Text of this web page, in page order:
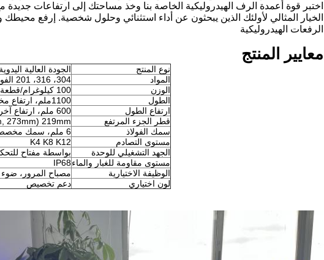
اختبر قوة أعمدة الرف الهيدروليكية الخاصة بنا وخذ مساحتك إلى ارتفاعات جديدة
الخيار المثالي لأولئك الذين يبحثون عن أداء استثنائي وحلول شخصية. إرفع محيطك
الرفعات الهيدروليكية
معايير المنتج
نوع المنتج
الجودة العالية
المواد
304، 316، 201 الفولاذ المقاوم للصدأ لخيارك
الوزن
100 كيلوغرام/قطعة
الطول
1100ملم، ارتفاع مخصص
ارتفاع الطول
600 ملم، ارتفاع آخر
قطر الجزء المرتفع
219mm (OEM: 133mm,168mm, 273mm الخ)
سمك الفولاذ
6 ملم، سمك مخصص
مستوى التصادم
K4 K8 K12
الجهد التشغيلي للوحدة
بواسطة مفتاح
مستوى مقاومة للغبار والماءIP68
الوظيفة الاختيارية
مصباح المرور،
لون اختياري
دعم تخصيص